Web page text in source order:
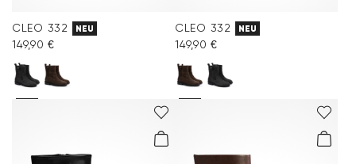
CLEO 332 NEU
149,90 €
CLEO 332 NEU
149,90 €